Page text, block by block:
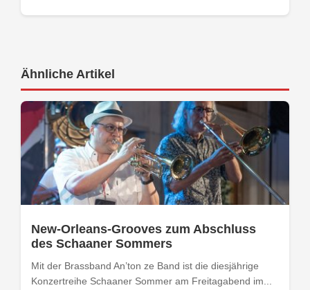
Ähnliche Artikel
New-Orleans-Grooves zum Abschluss
des Schaaner Sommers
Mit der Brassband An’ton ze Band ist die diesjährige
Konzertreihe Schaaner Sommer am Freitagabend im...